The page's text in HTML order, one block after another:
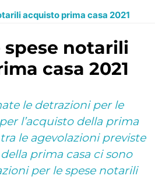
acquisto prima casa 2021
casa 2021
le detrazioni per le
l’acquisto della prima
tra le agevolazioni previste
prima casa ci sono
per le spese notarili